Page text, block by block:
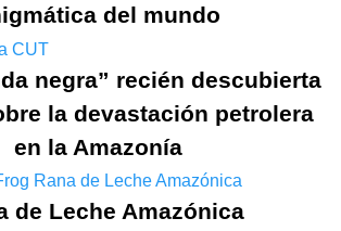
del mundo
negra” recién descubierta
la devastación petrolera
en la Amazonía
de Leche Amazónica